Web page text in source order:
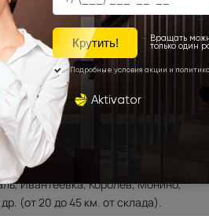
со склада Компании Porta prima
Ленинградской области.
подъема полотен определяет
Биокомбинат, Новый городок
Балашиха, Ногинск,
Ивантеевка, Королёв, Монино,
(от 20 до 45 км. от склада).